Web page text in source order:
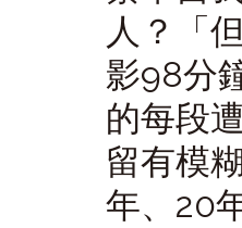
人？「
影98分
的每段
留有模
年、20